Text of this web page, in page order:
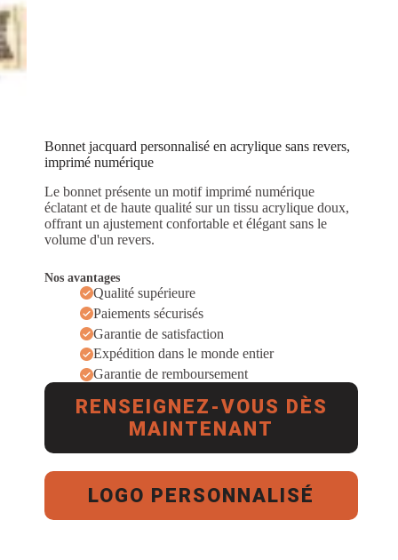
Bonnet jacquard personnalisé en acrylique sans revers,
imprimé numérique
Le bonnet présente un motif imprimé numérique
éclatant et de haute qualité sur un tissu acrylique doux,
offrant un ajustement confortable et élégant sans le
volume d'un revers.
Nos avantages
Qualité supérieure
Paiements sécurisés
Garantie de satisfaction
Expédition dans le monde entier
Garantie de remboursement
RENSEIGNEZ-VOUS DÈS
MAINTENANT
LOGO PERSONNALISÉ